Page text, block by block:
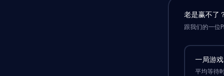
老是赢不了
跟我们的一位
一局游戏
平均等待